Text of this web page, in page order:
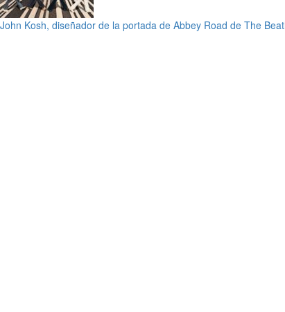
John Kosh, diseñador de la portada de Abbey Road de The